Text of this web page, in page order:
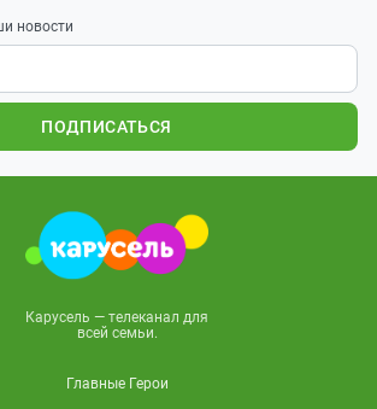
новости
ПОДПИСАТЬСЯ
Карусель — телеканал для
всей семьи.
Главные Герои